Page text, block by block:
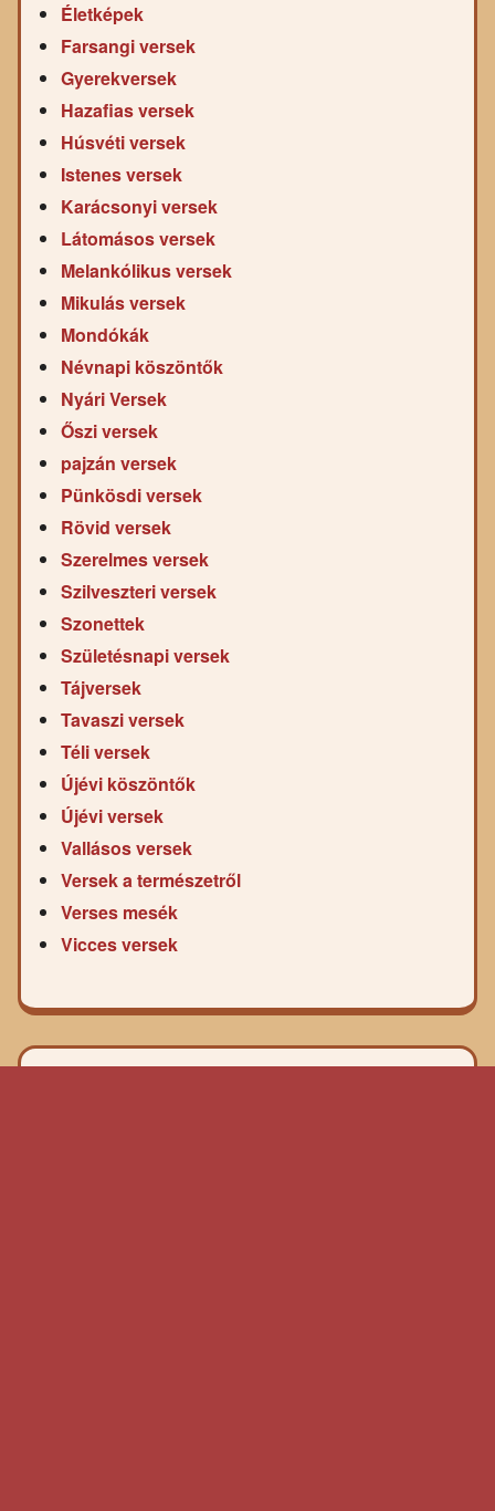
Életképek
Farsangi versek
Gyerekversek
Hazafias versek
Húsvéti versek
Istenes versek
Karácsonyi versek
Látomásos versek
Melankólikus versek
Mikulás versek
Mondókák
Névnapi köszöntők
Nyári Versek
Őszi versek
pajzán versek
Pünkösdi versek
Rövid versek
Szerelmes versek
Szilveszteri versek
Szonettek
Születésnapi versek
Tájversek
Tavaszi versek
Téli versek
Újévi köszöntők
Újévi versek
Vallásos versek
Versek a természetről
Verses mesék
Vicces versek